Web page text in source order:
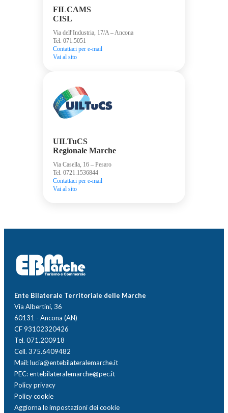
FILCAMS
CISL
Via dell′Industria, 17/A – Ancona
Tel. 071.5051
Contattaci per e-mail
Vai al sito
UILTuCS
Regionale Marche
Via Casella, 16 – Pesaro
Tel. 0721.1536844
Contattaci per e-mail
Vai al sito
Ente Bilaterale Territoriale delle Marche
Via Albertini, 36
60131 - Ancona (AN)
CF 93102320426
Tel. 071.200918
Cell. 375.6409482
Mail: lucia@entebilateralemarche.it
PEC: entebilateralemarche@pec.it
Policy privacy
Policy cookie
Aggiorna le impostazioni dei cookie